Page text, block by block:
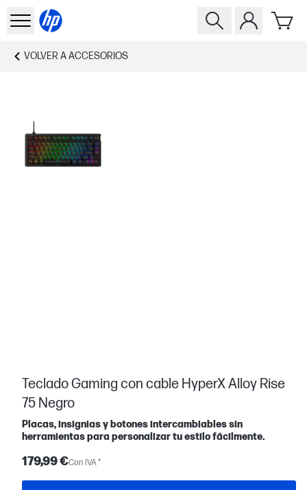
VOLVER AACCESORIOS
Teclado Gaming con cable HyperX Alloy Rise
75 Negro
Placas, insignias y botones intercambiables sin
herramientas para personalizar tu estilo fácilmente.
179,99 €Con IVA *